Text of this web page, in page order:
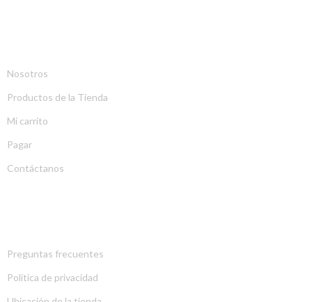
Nosotros
Productos de la Tienda
Mi carrito
Pagar
Contáctanos
Preguntas frecuentes
Política de privacidad